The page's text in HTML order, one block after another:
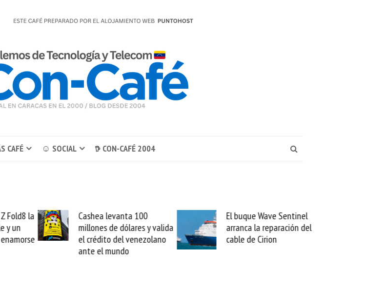
CAFÉ ☺ SOCIAL 𖠚 CON-CAFÉ 2004
100
y valida
venezolano
El buque Wave Sentinel
arranca la reparación del
cable de Cirion
Uber se lleva PedidosYa y
sabemos todo lo que puede
mejorar tecnológicamente